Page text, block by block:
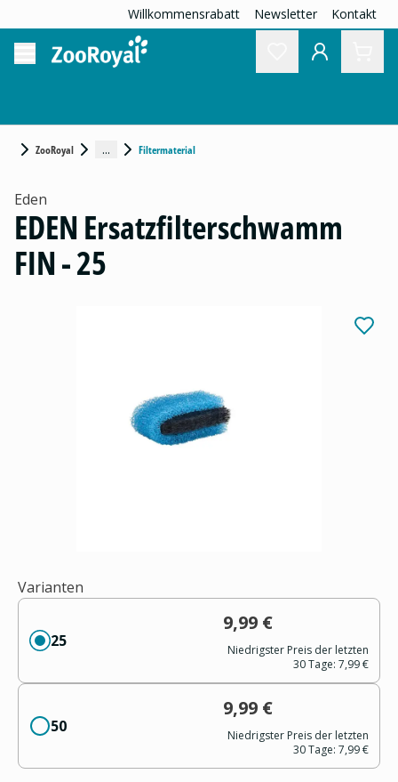
Willkommensrabatt Newsletter Kontakt
ZooRoyal ... Filtermaterial
Eden
EDEN Ersatzfilterschwamm
FIN - 25
Varianten
25
9,99 €
Niedrigster Preis der letzten
30 Tage: 7,99 €
50
9,99 €
Niedrigster Preis der letzten
30 Tage: 7,99 €